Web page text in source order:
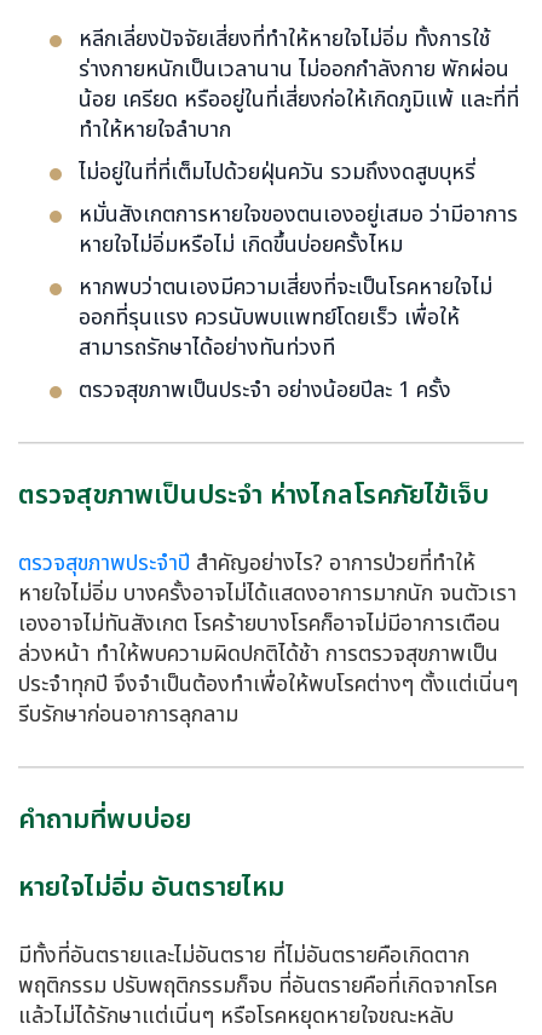
หลีกเลี่ยงปัจจัยเสี่ยงที่ทำให้หายใจไม่อิ่ม ทั้งการใช้
ร่างกายหนักเป็นเวลานาน ไม่ออกกำลังกาย พักผ่อน
น้อย เครียด หรืออยู่ในที่เสี่ยงก่อให้เกิดภูมิแพ้ และที่ที่
ทำให้หายใจลำบาก
ไม่อยู่ในที่ที่เต็มไปด้วยฝุ่นควัน รวมถึงงดสูบบุหรี่
หมั่นสังเกตการหายใจของตนเองอยู่เสมอ ว่ามีอาการ
หายใจไม่อิ่มหรือไม่ เกิดขึ้นบ่อยครั้งไหม
หากพบว่าตนเองมีความเสี่ยงที่จะเป็นโรคหายใจไม่
ออกที่รุนแรง ควรนับพบแพทย์โดยเร็ว เพื่อให้
สามารถรักษาได้อย่างทันท่วงที
ตรวจสุขภาพเป็นประจำ อย่างน้อยปีละ 1 ครั้ง
ตรวจสุขภาพเป็นประจำ ห่างไกลโรคภัยไข้เจ็บ
ตรวจสุขภาพประจำปี สำคัญอย่างไร? อาการป่วยที่ทำให้
หายใจไม่อิ่ม บางครั้งอาจไม่ได้แสดงอาการมากนัก จนตัวเรา
เองอาจไม่ทันสังเกต โรคร้ายบางโรคก็อาจไม่มีอาการเตือน
ล่วงหน้า ทำให้พบความผิดปกติได้ช้า การตรวจสุขภาพเป็น
ประจำทุกปี จึงจำเป็นต้องทำเพื่อให้พบโรคต่างๆ ตั้งแต่เนิ่นๆ
รีบรักษาก่อนอาการลุกลาม
คำถามที่พบบ่อย
หายใจไม่อิ่ม อันตรายไหม
มีทั้งที่อันตรายและไม่อันตราย ที่ไม่อันตรายคือเกิดตาก
พฤติกรรม ปรับพฤติกรรมก็จบ ที่อันตรายคือที่เกิดจากโรค
แล้วไม่ได้รักษาแต่เนิ่นๆ หรือโรคหยุดหายใจขณะหลับ